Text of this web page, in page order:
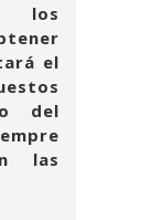
los
el
del
las